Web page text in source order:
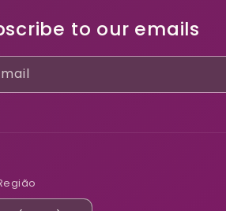
to our emails